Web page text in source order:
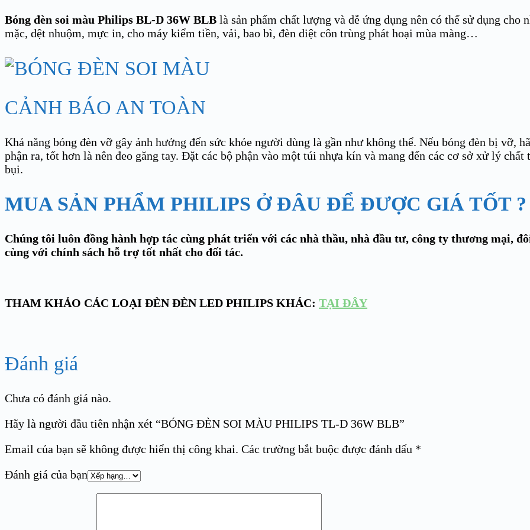
Bóng đèn soi màu Philips BL-D 36W BLB là sản phẩm chất lượng và dễ ứng dụng nên có thể sử dụng
mặc, dệt nhuộm, mực in, cho máy kiểm tiền, vải, bao bì, đèn diệt côn trùng phát hoại mùa màng…
CẢNH BÁO AN TOÀN
Khả năng bóng đèn vỡ gây ảnh hưởng đến sức khỏe người dùng là gần như không thể. Nếu bóng đèn bị vỡ,
phận ra, tốt hơn là nên đeo găng tay. Đặt các bộ phận vào một túi nhựa kín và mang đến các cơ sở xử lý
bụi.
MUA SẢN PHẨM PHILIPS Ở ĐÂU ĐỂ ĐƯỢC GIÁ TỐT ?
Chúng tôi luôn đồng hành hợp tác cùng phát triển với các nhà thầu, nhà đầu tư, công ty thương mại,
cùng với chính sách hỗ trợ tốt nhất cho đối tác.
THAM KHẢO CÁC LOẠI ĐÈN ĐÈN LED PHILIPS KHÁC: TẠI ĐÂY
Đánh giá
Chưa có đánh giá nào.
Hãy là người đầu tiên nhận xét “BÓNG ĐÈN SOI MÀU PHILIPS TL-D 36W BLB”
Email của bạn sẽ không được hiển thị công khai. Các trường bắt buộc được đánh dấu *
Đánh giá của bạn